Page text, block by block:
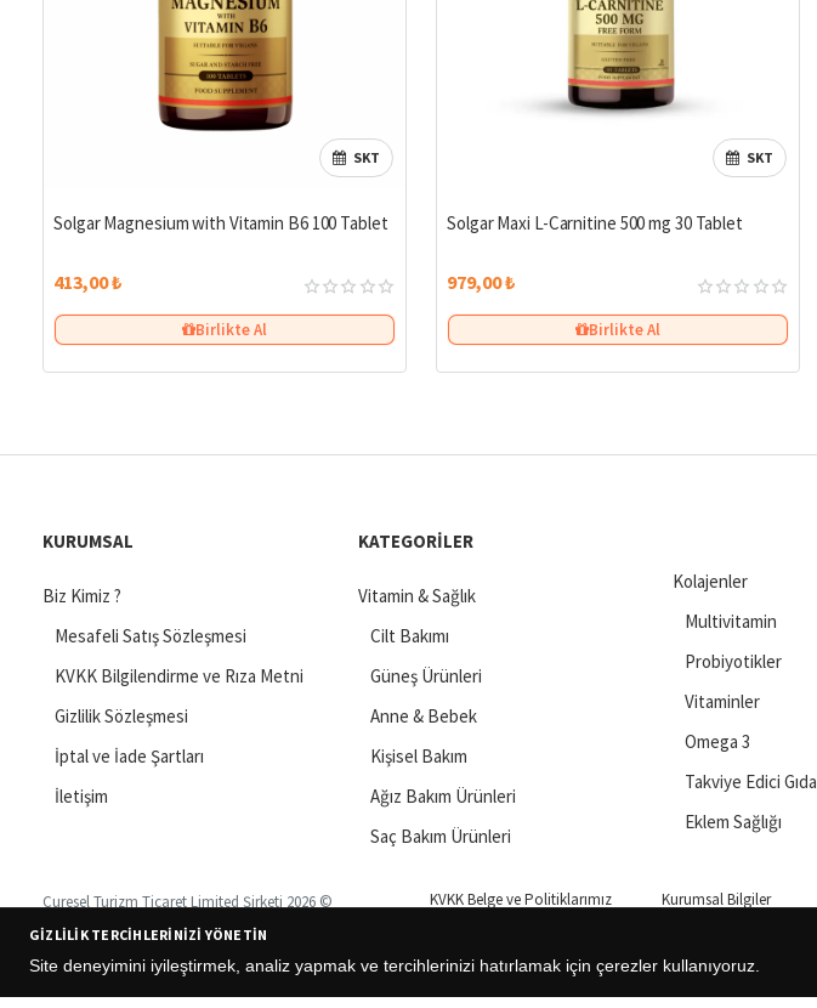
SKT
Solgar Magnesium with Vitamin B6 100 Tablet
413,00 ₺
Birlikte Al
SKT
Solgar Maxi L-Carnitine 500 mg 30 Tablet
979,00 ₺
Birlikte Al
KURUMSAL
Biz Kimiz ?
Mesafeli Satış Sözleşmesi
KVKK Bilgilendirme ve Rıza Metni
Gizlilik Sözleşmesi
İptal ve İade Şartları
İletişim
KATEGORILER
Vitamin & Sağlık
Cilt Bakımı
Güneş Ürünleri
Anne & Bebek
Kişisel Bakım
Ağız Bakım Ürünleri
Saç Bakım Ürünleri
Kolajenler
Multivitamin
Probiyotikler
Vitaminler
Omega 3
Takviye Edici Gıda
Eklem Sağlığı
Curesel Turizm Ticaret Limited Şirketi 2026 © KVKK Belge ve Politiklarımız Kurumsal Bilgiler
GIZLILIK TERCIHLERINIZI YÖNETIN
Site deneyimini iyileştirmek, analiz yapmak ve tercihlerinizi hatırlamak için çerezler kullanıyoruz.